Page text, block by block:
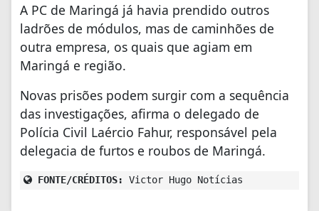
A PC de Maringá já havia prendido outros
ladrões de módulos, mas de caminhões de
outra empresa, os quais que agiam em
Maringá e região.
Novas prisões podem surgir com a sequência
das investigações, afirma o delegado de
Polícia Civil Laércio Fahur, responsável pela
delegacia de furtos e roubos de Maringá.
FONTE/CRÉDITOS: Victor Hugo Notícias